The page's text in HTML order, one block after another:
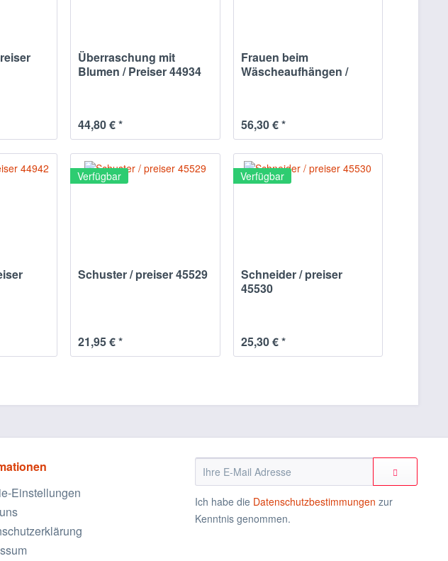
Überraschung mit
Blumen / Preiser 44934
44,80 € *
Frauen beim
Wäscheaufhängen /
56,30 € *
Verfügbar
Schuster / preiser 45529
21,95 € *
Verfügbar
Schneider / preiser
45530
25,30 € *
Einstellungen
Ich habe die Datenschutzbestimmungen zur
Kenntnis genommen.